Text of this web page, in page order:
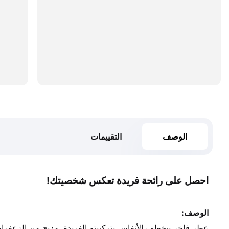
الوصف التقييمات
احصل على رائحة فريدة تعكس شخصيتك!
الوصف: